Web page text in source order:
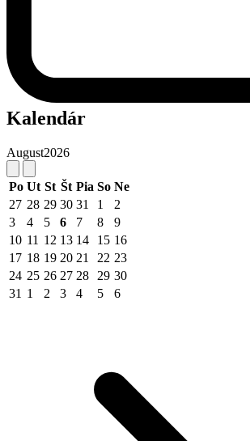
Kalendár
August2026
Po Ut St Št Pia So Ne
27 28 29 30 31 1
2
3
4 5 6 7 8
9
10 11 12 13 14 15 16
17 18 19 20 21 22 23
24 25 26 27 28 29 30
31 1 2 3 4 5 6